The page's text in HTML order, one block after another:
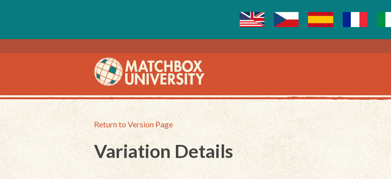
Return to Version Page
Variation Details